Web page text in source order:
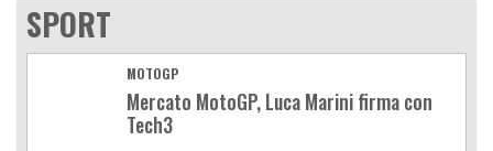
SPORT
MOTOGP
Mercato MotoGP, Luca Marini firma con
Tech3